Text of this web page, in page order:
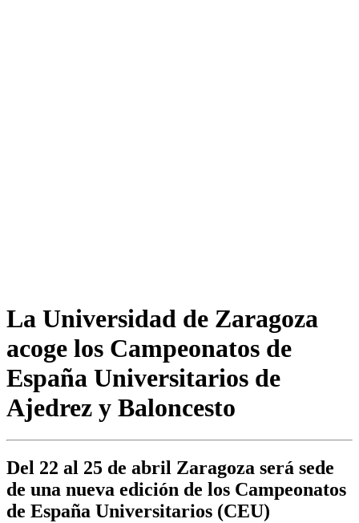
La Universidad de Zaragoza
acoge los Campeonatos de
España Universitarios de
Ajedrez y Baloncesto
Del 22 al 25 de abril Zaragoza será sede
de una nueva edición de los Campeonatos
de España Universitarios (CEU)